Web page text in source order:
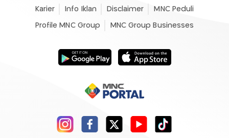
Karier Info Iklan Disclaimer MNC Peduli
Profile MNC Group MNC Group Businesses